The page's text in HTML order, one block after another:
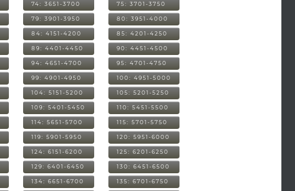
74: 3651-3700 75: 3701-3750
79: 3901-3950 80: 3951-4000
84: 4151-4200 85: 4201-4250
89: 4401-4450 90: 4451-4500
94: 4651-4700 95: 4701-4750
99: 4901-4950 100: 4951-5000
104: 5151-5200 105: 5201-5250
109: 5401-5450 110: 5451-5500
114: 5651-5700 115: 5701-5750
119: 5901-5950 120: 5951-6000
124: 6151-6200 125: 6201-6250
129: 6401-6450 130: 6451-6500
134: 6651-6700 135: 6701-6750